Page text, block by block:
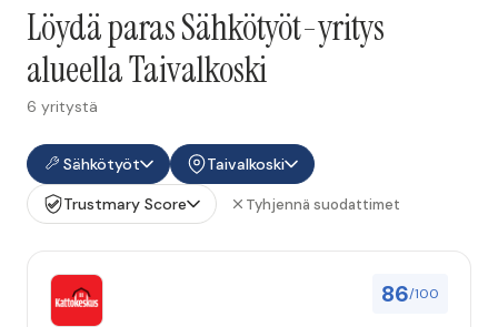
Löydä paras Sähkötyöt-yritys
alueella Taivalkoski
6 yritystä
Sähkötyöt
Taivalkoski
Trustmary Score
Tyhjennä suodattimet
86/100